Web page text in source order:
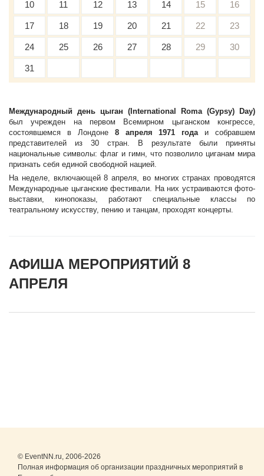
10 11 12 13 14 15 16
17 18 19 20 21 22 23
24 25 26 27 28 29 30
31
Международный день цыган (International Roma (Gypsy) Day)
был учрежден на первом Всемирном цыганском конгрессе,
состоявшемся в Лондоне 8 апреля 1971 годаи собравшем
представителей из 30 стран. В результате были приняты
национальные символы: флаг и гимн, что позволило циганам мира
признать себя единой свободной нацией.
На неделе, включающей 8 апреля, во многих странах проводятся
Международные цыганские фестивали. На них устраиваются фото-
выставки, кинопоказы, работают специальные классы по
театральному искусству, пению и танцам, проходят концерты.
АФИША МЕРОПРИЯТИЙ 8
АПРЕЛЯ
© EventNN.ru, 2006-2026
Полная информация об организации праздничных мероприятий в